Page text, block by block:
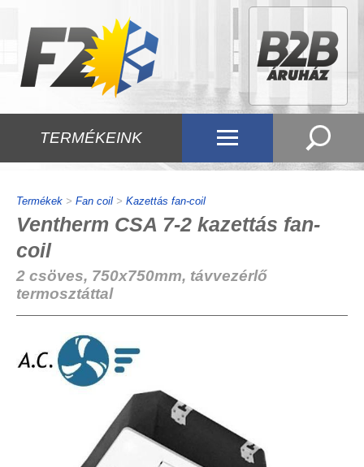
TERMÉKEINK
Termékek > Fan coil > Kazettás fan-coil
Ventherm CSA 7-2 kazettás fan-
coil
2 csöves, 750x750mm, távvezérlő
termosztáttal